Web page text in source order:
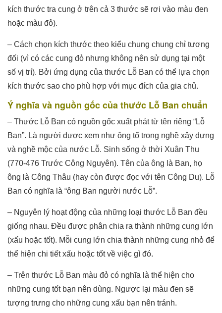
kích thước tra cung ở trên cả 3 thước sẽ rơi vào màu đen
hoặc màu đỏ).
– Cách chọn kích thước theo kiểu chung chung chỉ tương
đối (vì có các cung đỏ nhưng không nên sử dụng tại một
số vị trí). Bởi ứng dụng của thước Lỗ Ban có thể lựa chọn
kích thước sao cho phù hợp với mục đích của gia chủ.
Ý nghĩa và nguồn gốc của thước Lỗ Ban chuẩn
– Thước Lỗ Ban có nguồn gốc xuất phát từ tên riêng “Lỗ
Ban”. Là người được xem như ông tổ trong nghề xây dựng
và nghề mộc của nước Lỗ. Sinh sống ở thời Xuân Thu
(770-476 Trước Công Nguyên). Tên của ông là Ban, họ
ông là Công Thâu (hay còn được đọc với tên Công Du). Lỗ
Ban có nghĩa là “ông Ban người nước Lỗ”.
– Nguyên lý hoạt động của những loại thước Lỗ Ban đều
giống nhau. Đều được phân chia ra thành những cung lớn
(xấu hoặc tốt). Mỗi cung lớn chia thành những cung nhỏ để
thể hiện chi tiết xấu hoặc tốt về việc gì đó.
– Trên thước Lỗ Ban màu đỏ có nghĩa là thể hiện cho
những cung tốt bạn nên dùng. Ngược lại màu đen sẽ
tượng trưng cho những cung xấu bạn nên tránh.